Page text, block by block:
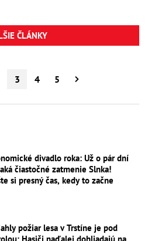
ČLÁNKY
3 4 5
divadlo roka: Už o pár dní
čiastočné zatmenie Slnka!
si presný čas, kedy to začne
požiar lesa v Trstíne je pod
Hasiči naďalej dohliadajú na